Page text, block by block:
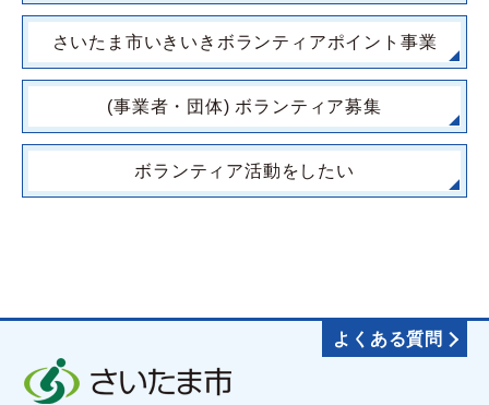
さいたま市いきいきボランティアポイント事業
(事業者・団体) ボランティア募集
ボランティア活動をしたい
よくある質問